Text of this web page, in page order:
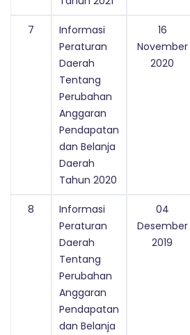
7
Informasi
Peraturan
Daerah
Tentang
Perubahan
Anggaran
Pendapatan
dan Belanja
Daerah
Tahun 2020
16
November
2020
8
Informasi
Peraturan
Daerah
Tentang
Perubahan
Anggaran
Pendapatan
dan Belanja
04
Desember
2019